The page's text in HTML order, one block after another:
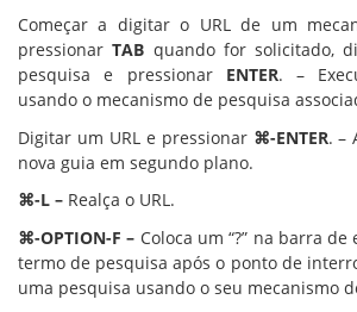
Começar a digitar o URL de um
pressionarTAB quando for solicitado,
pesquisa e pressionar ENTER. –
usando o mecanismo de pesquisa
Digitar um URL e pressionar ⌘-ENTER. –
nova guia em segundo plano.
⌘-L – Realça o URL.
⌘-OPTION-F – Coloca um “?” na barra
termo de pesquisa após o ponto de
uma pesquisa usando o seu mecanismo